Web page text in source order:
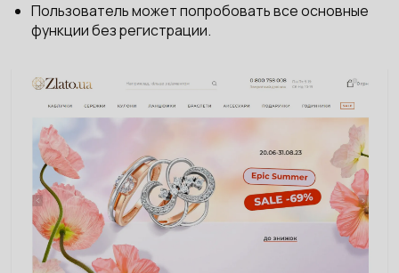
Пользователь может попробовать все основные
функции без регистрации.